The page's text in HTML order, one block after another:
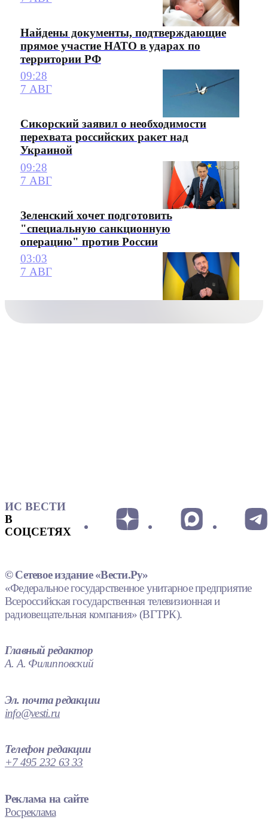
Найдены документы, подтверждающие
прямое участие НАТО в ударах по
территории РФ
09:28
7 АВГ
Сикорский заявил о необходимости
перехвата российских ракет над
Украиной
09:28
7 АВГ
Зеленский хочет подготовить
"специальную санкционную
операцию" против России
03:03
7 АВГ
ИС ВЕСТИ
В
СОЦСЕТЯХ
© Сетевое издание «Вести.Ру»
«Федеральное государственное унитарное предприятие
Всероссийская государственная телевизионная и
радиовещательная компания» (ВГТРК).
Главный редактор
А. А. Филипповский
Эл. почта редакции
info@vesti.ru
Телефон редакции
+7 495 232 63 33
Реклама на сайте
Росреклама